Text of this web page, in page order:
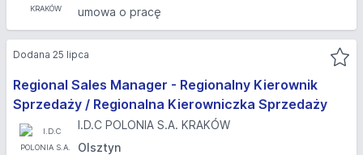
umowa o pracę
Regional Sales Manager - Regionalny Kierownik
Sprzedaży / Regionalna Kierowniczka Sprzedaży
I.D.C POLONIA S.A. KRAKÓW
Olsztyn
Dodana 25 lipca